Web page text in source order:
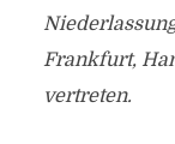
Frankfurt,
vertreten.